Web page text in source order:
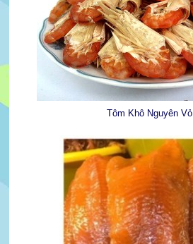
Tôm Khô Nguyên Vỏ